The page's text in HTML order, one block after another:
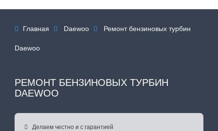
 Главная  Daewoo  Ремонт бензиновых турбин
Daewoo
РЕМОНТ БЕНЗИНОВЫХ ТУРБИН
DAEWOO
 Делаем честно и с гарантией